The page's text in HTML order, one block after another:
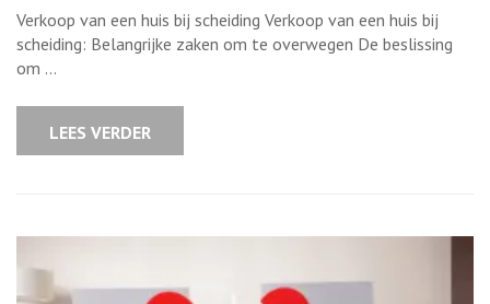
overwegingen
bij
de
verkoop
Verkoop van een huis bij scheiding Verkoop van een huis bij
scheiding: Belangrijke zaken om te overwegen De beslissing
om …
LEES VERDER